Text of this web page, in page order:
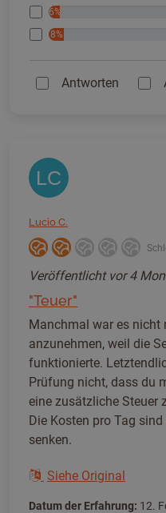
6%
8%
Antworten
LC
Lucio C.
Veröffentlicht vor 4
"Teuer"
Manchmal war es nicht
anzunehmen, weil die
funktionierte.
Prüfung nicht, dass du
eine zusätzliche Steuer
Die Kosten pro Tag
senken.
Siehe Original
Datum der Erfahrung: 12.